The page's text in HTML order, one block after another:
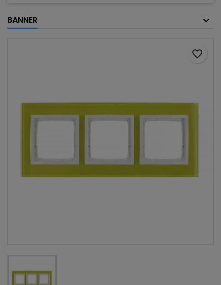
BANNER
favorite_border